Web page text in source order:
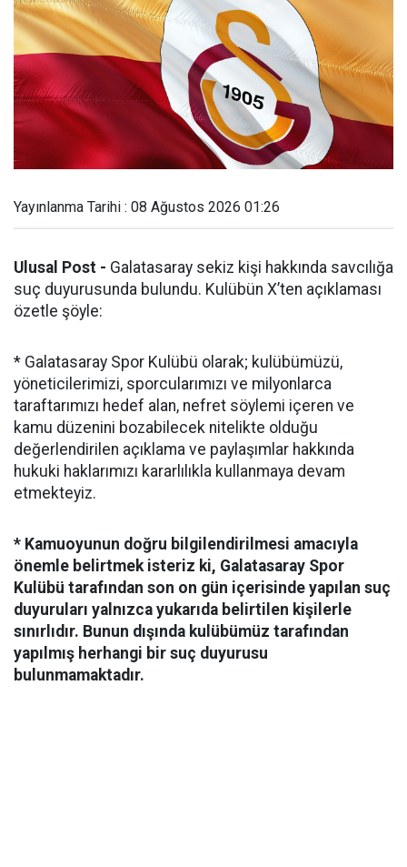
Yayınlanma Tarihi : 08 Ağustos 2026 01:26
Ulusal Post - Galatasaray sekiz kişi hakkında savcılığa
suç duyurusunda bulundu. Kulübün X’ten açıklaması
özetle şöyle:
* Galatasaray Spor Kulübü olarak; kulübümüzü,
yöneticilerimizi, sporcularımızı ve milyonlarca
taraftarımızı hedef alan, nefret söylemi içeren ve
kamu düzenini bozabilecek nitelikte olduğu
değerlendirilen açıklama ve paylaşımlar hakkında
hukuki haklarımızı kararlılıkla kullanmaya devam
etmekteyiz.
* Kamuoyunun doğru bilgilendirilmesi amacıyla
önemle belirtmek isteriz ki, Galatasaray Spor
Kulübü tarafından son on gün içerisinde yapılan suç
duyuruları yalnızca yukarıda belirtilen kişilerle
sınırlıdır. Bunun dışında kulübümüz tarafından
yapılmış herhangi bir suç duyurusu
bulunmamaktadır.